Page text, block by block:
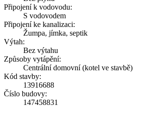
Připojení k vodovodu:
S vodovodem
Připojení ke kanalizaci:
Žumpa, jímka, septik
Výtah:
Bez výtahu
Způsoby vytápění:
Centrální domovní (kotel ve stavbě)
Kód stavby:
13916688
Číslo budovy:
147458831